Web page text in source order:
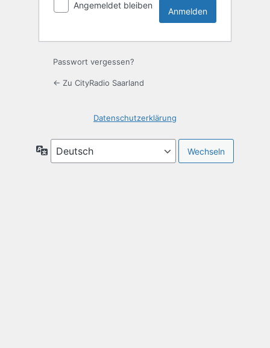
Angemeldet bleiben
Passwort vergessen?
← Zu CityRadio Saarland
Datenschutzerklärung
Sprache